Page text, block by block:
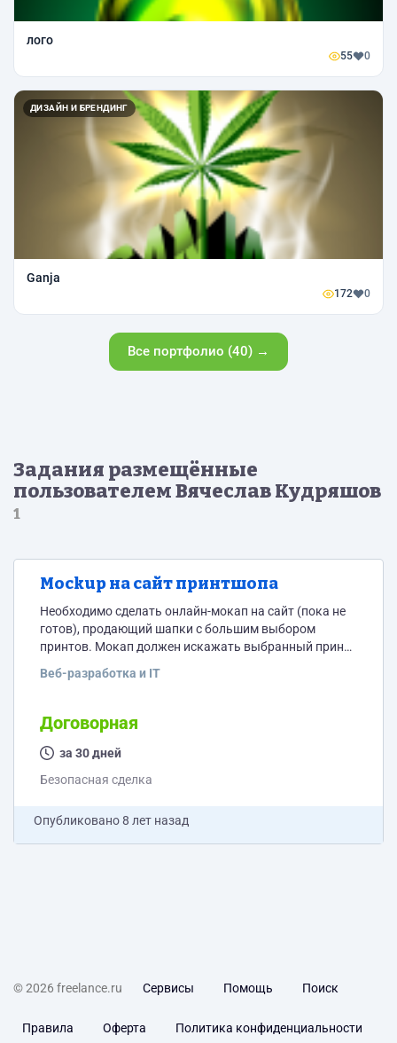
лого
55 0
ДИЗАЙН И БРЕНДИНГ
Ganja
172 0
Все портфолио (40) →
Задания размещённые
пользователем Вячеслав Кудряшов
1
Mockup на сайт принтшопа
Необходимо сделать онлайн-мокап на сайт (пока не
готов), продающий шапки с большим выбором
принтов. Мокап должен искажать выбранный принт
Веб-разработка и IT
Договорная
за 30 дней
Безопасная сделка
Опубликовано8 лет назад
© 2026 freelance.ru Сервисы Помощь Поиск
Правила Оферта Политика конфиденциальности